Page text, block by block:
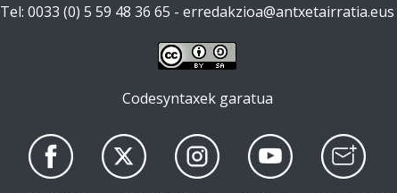
Tel: 0033 (0) 5 59 48 36 65 - erredakzioa@antxetairratia.eus
Codesyntaxek garatua